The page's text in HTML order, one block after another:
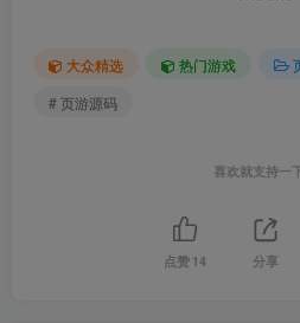
大众精选 热门游戏
# 页游源码
喜欢就支持一
点赞 14 分享